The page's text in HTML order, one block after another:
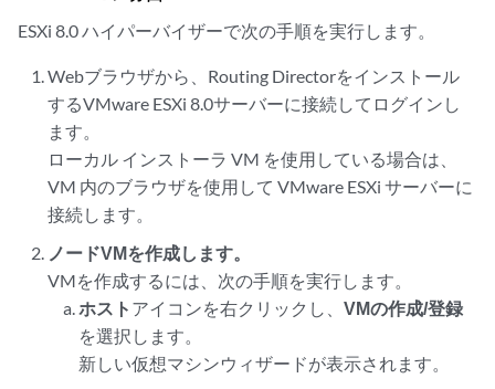
ESXi 8.0 ハイパーバイザーで次の手順を実行します。
Webブラウザから、Routing Directorをインストール
するVMware ESXi 8.0サーバーに接続してログインし
ます。
ローカル インストーラ VM を使用している場合は、
VM 内のブラウザを使用して VMware ESXi サーバーに
接続します。
ノードVMを作成します。
VMを作成するには、次の手順を実行します。
ホスト アイコンを右クリックし、 VMの作成/登録
を選択します。
新しい仮想マシンウィザードが表示されます。